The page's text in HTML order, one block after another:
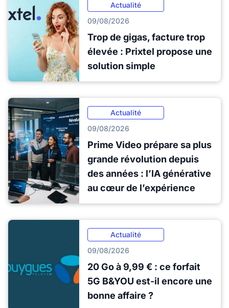
Actualité
09/08/2026
Trop de gigas, facture trop
élevée : Prixtel propose une
solution simple
Actualité
09/08/2026
Prime Video prépare sa plus
grande révolution depuis
des années : l’IA générative
au cœur de l’expérience
Actualité
09/08/2026
20 Go à 9,99 € : ce forfait
5G B&YOU est-il encore une
bonne affaire ?